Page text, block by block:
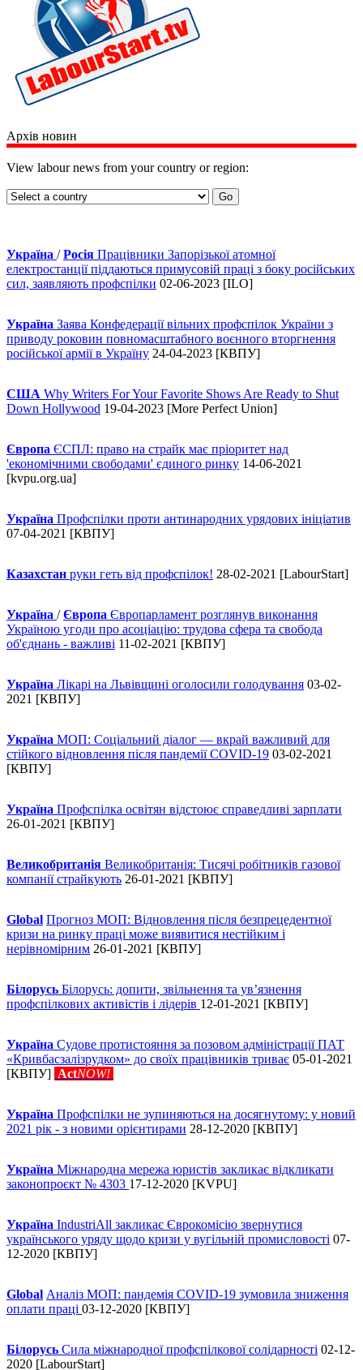
Архів новин
View labour news from your country or region:
Україна /Росія Працівники Запорізької атомної
електростанції піддаються примусовій праці з боку російських
сил, заявляють профспілки 02-06-2023 [ILO]
Україна Заява Конфедерації вільних профспілок України з
приводу роковин повномасштабного воєнного вторгнення
російської армії в Україну 24-04-2023 [КВПУ]
США Why Writers For Your Favorite Shows Are Ready to Shut
Down Hollywood 19-04-2023 [More Perfect Union]
Європа ЄСПЛ: право на страйк має пріоритет над
'економічними свободами' єдиного ринку 14-06-2021
[kvpu.org.ua]
Україна Профспілки проти антинародних урядових ініціатив
07-04-2021 [КВПУ]
Казахстан руки геть від профспілок! 28-02-2021 [LabourStart]
Україна /Європа Європарламент розглянув виконання
Україною угоди про асоціацію: трудова сфера та свобода
об'єднань - важливі 11-02-2021 [КВПУ]
Україна Лікарі на Львівщині оголосили голодування 03-02-
2021 [КВПУ]
Україна МОП: Соціальний діалог — вкрай важливий для
стійкого відновлення після пандемії COVID-19 03-02-2021
[КВПУ]
Україна Профспілка освітян відстоює справедливі зарплати
26-01-2021 [КВПУ]
Великобританія Великобританія: Тисячі робітників газової
компанії страйкують 26-01-2021 [КВПУ]
Global Прогноз МОП: Відновлення після безпрецедентної
кризи на ринку праці може виявитися нестійким і
нерівномірним 26-01-2021 [КВПУ]
Білорусь Білорусь: допити, звільнення та ув’язнення
профспілкових активістів і лідерів 12-01-2021 [КВПУ]
Україна Судове протистояння за позовом адміністрації ПАТ
«Кривбасзалізрудком» до своїх працівників триває 05-01-2021
[КВПУ] ActNOW!
Україна Профспілки не зупиняються на досягнутому: у новий
2021 рік - з новими орієнтирами 28-12-2020 [КВПУ]
Україна Міжнародна мережа юристів закликає відкликати
законопроєкт № 4303 17-12-2020 [KVPU]
Україна IndustriAll закликає Єврокомісію звернутися
українського уряду щодо кризи у вугільній промисловості 07-
12-2020 [КВПУ]
Global Аналіз МОП: пандемія COVID-19 зумовила зниження
оплати праці 03-12-2020 [КВПУ]
Білорусь Сила міжнародної профспілкової солідарності 02-12-
2020 [LabourStart]